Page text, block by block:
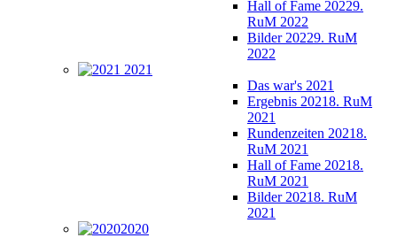
Hall of Fame 20229.
RuM 2022
Bilder 20229. RuM
2022
2021
Das war's 2021
Ergebnis 20218. RuM
2021
Rundenzeiten 20218.
RuM 2021
Hall of Fame 20218.
RuM 2021
Bilder 20218. RuM
2021
2020